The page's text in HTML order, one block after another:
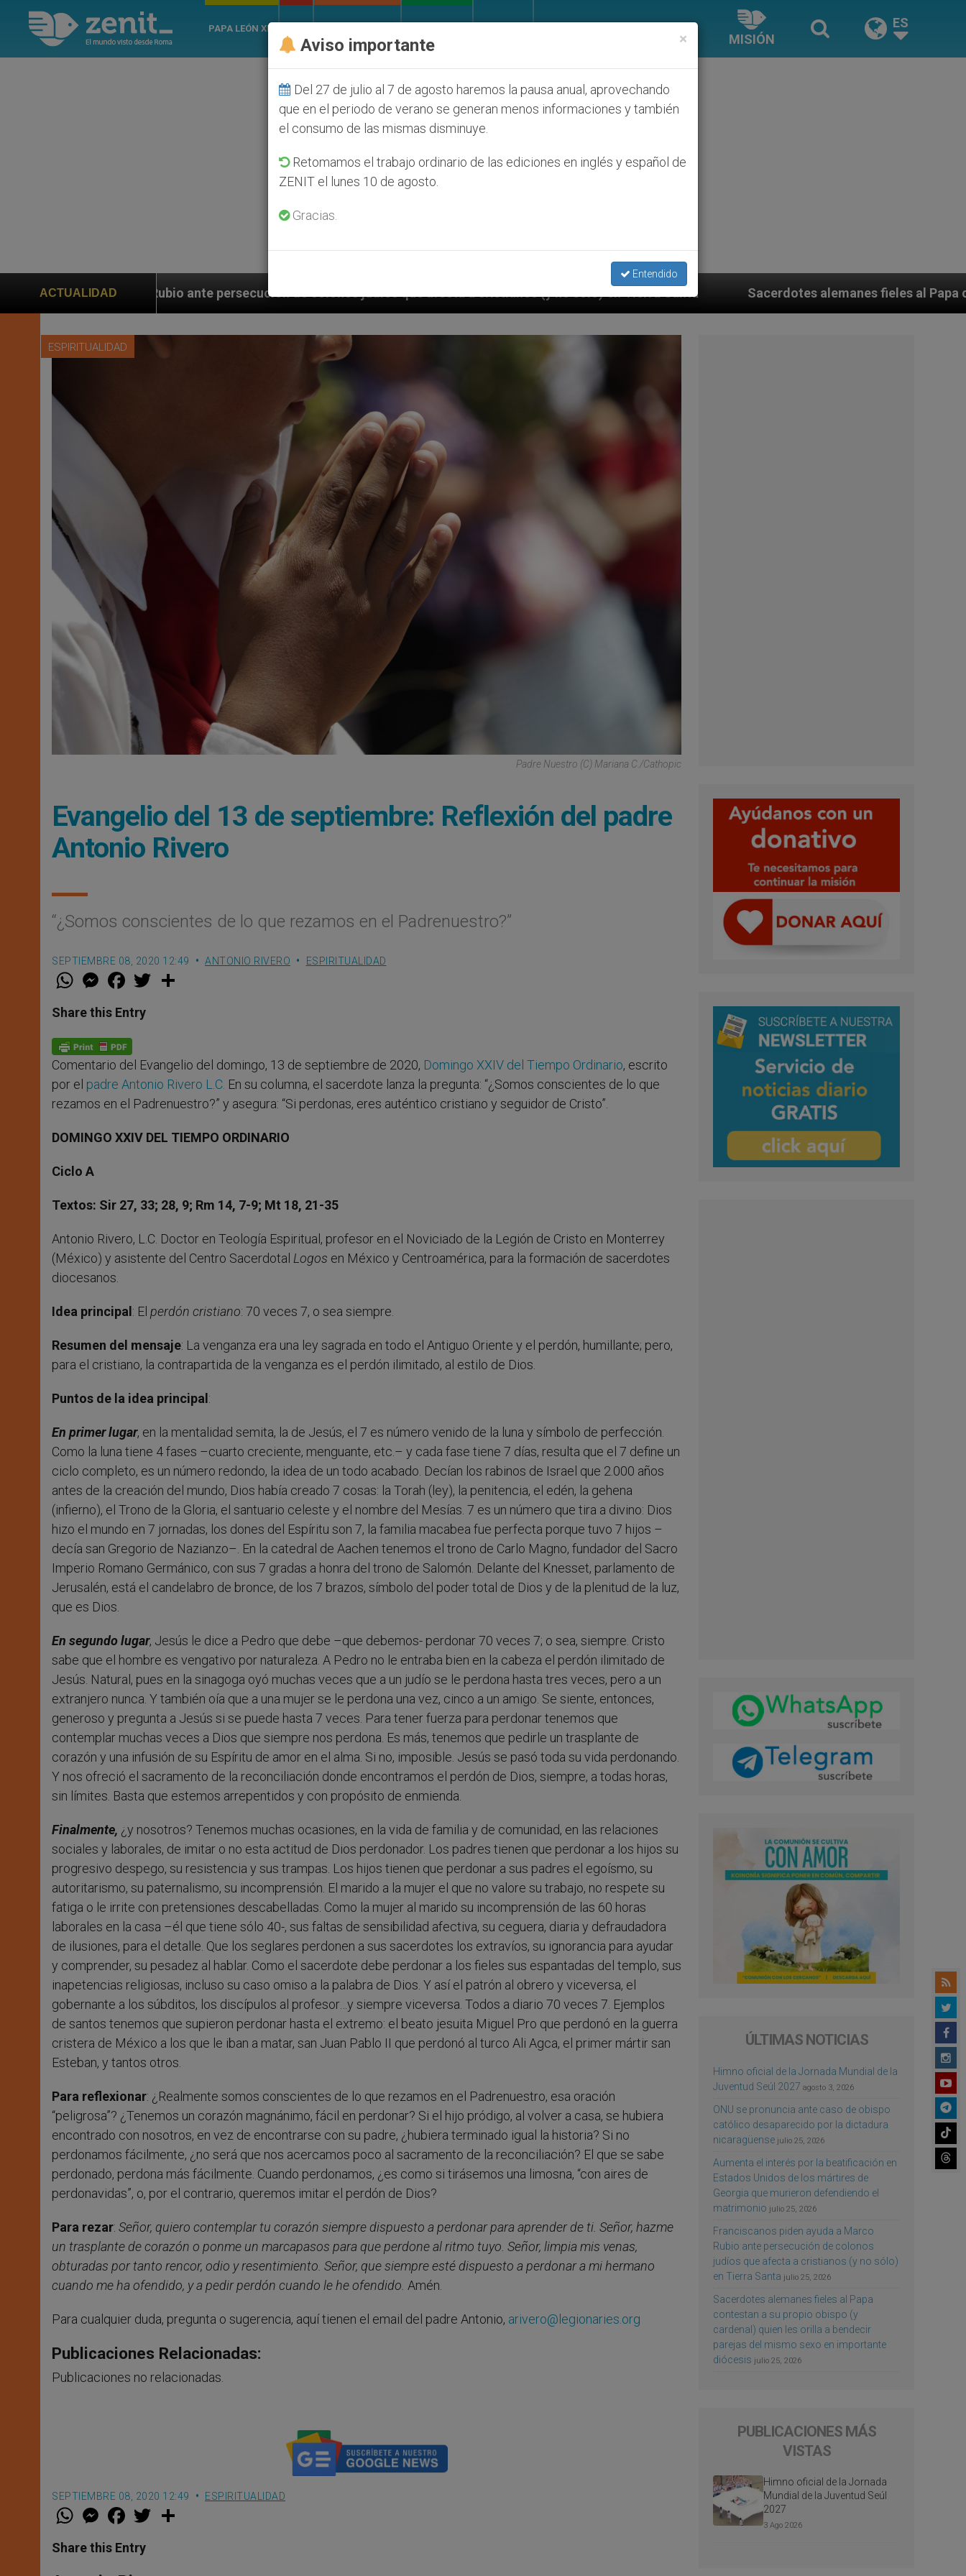
PAPA LEÓN XIV
MISIÓN
ES
ACTUALIDAD
ante persecución de colonos judíos que afecta a cristianos (y no sólo) en Tierra Santa Sacerdotes alemanes fieles al Papa contestan a su propio
ESPIRITUALIDAD
Padre Nuestro (C) Mariana C./Cathopic
Evangelio del 13 de septiembre: Reflexión del padre
Antonio Rivero
“¿Somos conscientes de lo que rezamos en el Padrenuestro?”
SEPTIEMBRE 08, 2020 12:49 ANTONIO RIVERO ESPIRITUALIDAD
W
t
s
p
p
M
e
s
e
g
e
r
F
a
e
b
o
k
w
Share this Entry
Comentario del Evangelio del domingo, 13 de septiembre de 2020, Domingo XXIV del Tiempo Ordinario, escrito
por el padre Antonio Rivero L.C. En su columna, el sacerdote lanza la pregunta: “¿Somos conscientes de lo que
rezamos en el Padrenuestro?” y asegura: “Si perdonas, eres auténtico cristiano y seguidor de Cristo”.
DOMINGO XXIV DEL TIEMPO ORDINARIO
Ciclo A
Textos: Sir 27, 33; 28, 9; Rm 14, 7-9; Mt 18, 21-35
Antonio Rivero, L.C. Doctor en Teología Espiritual, profesor en el Noviciado de la Legión de Cristo en Monterrey
(México) y asistente del Centro Sacerdotal Logos en México y Centroamérica, para la formación de sacerdotes
diocesanos.
Idea principal : El perdón cristiano: 70 veces 7, o sea siempre.
Resumen del mensaje: La venganza era una ley sagrada en todo el Antiguo Oriente y el perdón, humillante; pero,
para el cristiano, la contrapartida de la venganza es el perdón ilimitado, al estilo de Dios.
Puntos de la idea principal :
En primer lugar, en la mentalidad semita, la de Jesús, el 7 es número venido de la luna y símbolo de perfección.
Como la luna tiene 4 fases –cuarto creciente, menguante, etc.– y cada fase tiene 7 días, resulta que el 7 define un
ciclo completo, es un número redondo, la idea de un todo acabado. Decían los rabinos de Israel que 2.000 años
antes de la creación del mundo, Dios había creado 7 cosas: la Torah (ley), la penitencia, el edén, la gehena
(infierno), el Trono de la Gloria, el santuario celeste y el nombre del Mesías. 7 es un número que tira a divino: Dios
hizo el mundo en 7 jornadas, los dones del Espíritu son 7, la familia macabea fue perfecta porque tuvo 7 hijos –
decía san Gregorio de Nazianzo–. En la catedral de Aachen tenemos el trono de Carlo Magno, fundador del Sacro
Imperio Romano Germánico, con sus 7 gradas a honra del trono de Salomón. Delante del Knesset, parlamento de
Jerusalén, está el candelabro de bronce, de los 7 brazos, símbolo del poder total de Dios y de la plenitud de la luz,
que es Dios.
En segundo lugar, Jesús le dice a Pedro que debe –que debemos- perdonar 70 veces 7; o sea, siempre. Cristo
sabe que el hombre es vengativo por naturaleza. A Pedro no le entraba bien en la cabeza el perdón ilimitado de
Jesús. Natural, pues en la sinagoga oyó muchas veces que a un judío se le perdona hasta tres veces, pero a un
extranjero nunca. Y también oía que a una mujer se le perdona una vez, cinco a un amigo. Se siente, entonces,
generoso y pregunta a Jesús si se puede hasta 7 veces. Para tener fuerza para perdonar tenemos que
contemplar muchas veces a Dios que siempre nos perdona. Es más, tenemos que pedirle un trasplante de
corazón y una infusión de su Espíritu de amor en el alma. Si no, imposible. Jesús se pasó toda su vida perdonando.
Y nos ofreció el sacramento de la reconciliación donde encontramos el perdón de Dios, siempre, a todas horas,
sin límites. Basta que estemos arrepentidos y con propósito de enmienda.
Finalmente, ¿y nosotros? Tenemos muchas ocasiones, en la vida de familia y de comunidad, en las relaciones
sociales y laborales, de imitar o no esta actitud de Dios perdonador. Los padres tienen que perdonar a los hijos su
progresivo despego, su resistencia y sus trampas. Los hijos tienen que perdonar a sus padres el egoísmo, su
autoritarismo, su paternalismo, su incomprensión. El marido a la mujer el que no valore su trabajo, no respete su
fatiga o le irrite con pretensiones descabelladas. Como la mujer al marido su incomprensión de las 60 horas
laborales en la casa –él que tiene sólo 40-, sus faltas de sensibilidad afectiva, su ceguera, diaria y defraudadora
de ilusiones, para el detalle. Que los seglares perdonen a sus sacerdotes los extravíos, su ignorancia para ayudar
y comprender, su pesadez al hablar. Como el sacerdote debe perdonar a los fieles sus espantadas del templo, sus
inapetencias religiosas, incluso su caso omiso a la palabra de Dios. Y así el patrón al obrero y viceversa, el
gobernante a los súbditos, los discípulos al profesor…y siempre viceversa. Todos a diario 70 veces 7. Ejemplos
de santos tenemos que supieron perdonar hasta el extremo: el beato jesuita Miguel Pro que perdonó en la guerra
cristera de México a los que le iban a matar, san Juan Pablo II que perdonó al turco Ali Agca, el primer mártir san
Esteban, y tantos otros.
Para reflexionar: ¿Realmente somos conscientes de lo que rezamos en el Padrenuestro, esa oración
“peligrosa”? ¿Tenemos un corazón magnánimo, fácil en perdonar? Si el hijo pródigo, al volver a casa, se hubiera
encontrado con nosotros, en vez de encontrarse con su padre, ¿hubiera terminado igual la historia? Si no
perdonamos fácilmente, ¿no será que nos acercamos poco al sacramento de la reconciliación? El que se sabe
perdonado, perdona más fácilmente. Cuando perdonamos, ¿es como si tirásemos una limosna, “con aires de
perdonavidas”, o, por el contrario, queremos imitar el perdón de Dios?
Para rezar: Señor, quiero contemplar tu corazón siempre dispuesto a perdonar para aprender de ti. Señor, hazme
un trasplante de corazón o ponme un marcapasos para que perdone al ritmo tuyo. Señor, limpia mis venas,
obturadas por tanto rencor, odio y resentimiento. Señor, que siempre esté dispuesto a perdonar a mi hermano
cuando me ha ofendido, y a pedir perdón cuando le he ofendido. Amén.
Para cualquier duda, pregunta o sugerencia, aquí tienen el email del padre Antonio, arivero@legionaries.org
Publicaciones Relacionadas:
Publicaciones no relacionadas.
SEPTIEMBRE 08, 2020 12:49 ESPIRITUALIDAD
W
t
s
M
e
s
e
F
a
e
b
w
Share this Entry
ÚLTIMAS NOTICIAS
Himno oficial de la Jornada Mundial de la
Juventud Seúl 2027 agosto 3, 2026
ONU se pronuncia ante caso de obispo
católico desaparecido por la dictadura
nicaragüense julio 25, 2026
Aumenta el interés por la beatificación en
Estados Unidos de los mártires de
Georgia que murieron defendiendo el
matrimonio julio 25, 2026
Franciscanos piden ayuda a Marco
Rubio ante persecución de colonos
judíos que afecta a cristianos (y no sólo)
en Tierra Santa julio 25, 2026
Sacerdotes alemanes fieles al Papa
contestan a su propio obispo (y
cardenal) quien les orilla a bendecir
parejas del mismo sexo en importante
diócesis julio 25, 2026
PUBLICACIONES MÁS
VISTAS
Himno oficial de la Jornada
Mundial de la Juventud Seúl
2027
3 Ago 2026
×
Aviso importante
Del 27 de julio al 7 de agosto haremos la pausa anual, aprovechando
que en el periodo de verano se generan menos informaciones y también
el consumo de las mismas disminuye.
Retomamos el trabajo ordinario de las ediciones en inglés y español de
ZENIT el lunes 10 de agosto.
Gracias.
Entendido